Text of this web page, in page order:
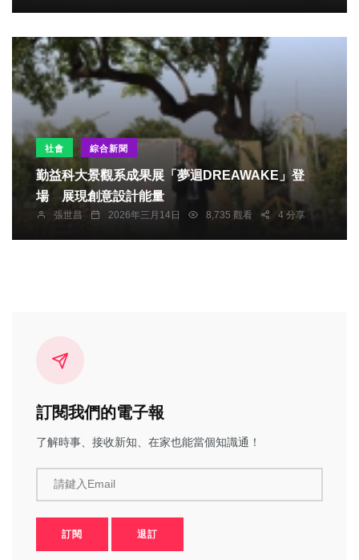
社會 綜合新聞
勤益科大景觀系成果展「夢迴DREAWAKE」登
場 展現創意設計能量
張世昌 2026年三月14日 8,735 觀看 4 分享
訂閱我們的電子報
了解時事、接收新知、在家也能當個知識通！
請鍵入Email
訂閱 退訂